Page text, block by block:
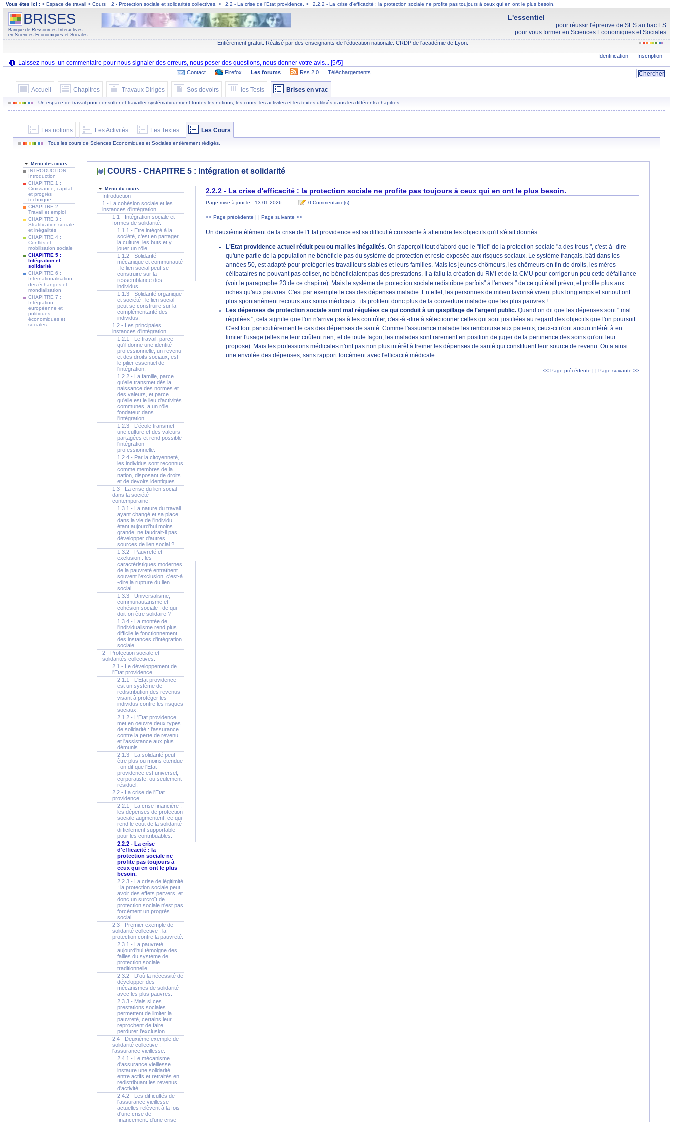
Vous êtes ici : > Espace de travail > Cours 2 - Protection sociale et solidarités collectives. > 2.2 - La crise de l'Etat providence. > 2.2.2 - La crise d'efficacité : la protection sociale ne profite pas toujours à ceux qui en ont le plus besoin.
L'essentiel
... pour réussir l'épreuve de SES au bac ES
... pour vous former en Sciences Economiques et Sociales
BRISES
Banque de Ressources Interactives
en Sciences Economiques et Sociales
Entièrement gratuit. Réalisé par des enseignants de l'éducation nationale. CRDP de l'académie de Lyon.
Identification Inscription
Contact Firefox Les forums Rss 2.0 Téléchargements
Accueil Chapitres Travaux Dirigés Sos devoirs les Tests Brises en vrac
Un espace de travail pour consulter et travailler systématiquement toutes les notions, les cours, les activites et les textes utilisés dans les différents chapitres
Les notions Les Activités Les Textes Les Cours
Tous les cours de Sciences Economiques et Sociales entièrement rédigés.
Menu des cours
INTRODUCTION :
Introduction
CHAPITRE 1 :
Croissance, capital
et progrès
technique
CHAPITRE 2 :
Travail et emploi
CHAPITRE 3 :
Stratification sociale
et inégalités
CHAPITRE 4 :
Conflits et
mobilisation sociale
CHAPITRE 5 :
Intégration et
solidarité
CHAPITRE 6 :
Internationalisation
des échanges et
mondialisation
CHAPITRE 7 :
Intégration
européenne et
politiques
économiques et
sociales
COURS - CHAPITRE 5 : Intégration et solidarité
Menu du cours
Introduction
1 - La cohésion sociale et les
instances d'intégration.
1.1 - Intégration sociale et
formes de solidarité.
1.1.1 - Etre intégré à la
société, c'est en partager
la culture, les buts et y
jouer un rôle.
1.1.2 - Solidarité
mécanique et communauté
: le lien social peut se
construire sur la
ressemblance des
individus.
1.1.3 - Solidarité organique
et société : le lien social
peut se construire sur la
complémentarité des
individus.
1.2 - Les principales
instances d'intégration.
1.2.1 - Le travail, parce
qu'il donne une identité
professionnelle, un revenu
et des droits sociaux, est
le pilier essentiel de
l'intégration.
1.2.2 - La famille, parce
qu'elle transmet dès la
naissance des normes et
des valeurs, et parce
qu'elle est le lieu d'activités
communes, a un rôle
fondateur dans
l'intégration.
1.2.3 - L'école transmet
une culture et des valeurs
partagées et rend possible
l'intégration
professionnelle.
1.2.4 - Par la citoyenneté,
les individus sont reconnus
comme membres de la
nation, disposant de droits
et de devoirs identiques.
1.3 - La crise du lien social
dans la société
contemporaine.
1.3.1 - La nature du travail
ayant changé et sa place
dans la vie de l'individu
étant aujourd'hui moins
grande, ne faudrait-il pas
développer d'autres
sources de lien social ?
1.3.2 - Pauvreté et
exclusion : les
caractéristiques modernes
de la pauvreté entraînent
souvent l'exclusion, c'est-à
-dire la rupture du lien
social.
1.3.3 - Universalisme,
communautarisme et
cohésion sociale : de qui
doit-on être solidaire ?
1.3.4 - La montée de
l'individualisme rend plus
difficile le fonctionnement
des instances d'intégration
sociale.
2 - Protection sociale et
solidarités collectives.
2.1 - Le développement de
l'Etat providence.
2.1.1 - L'Etat providence
est un système de
redistribution des revenus
visant à protéger les
individus contre les risques
sociaux.
2.1.2 - L'Etat providence
met en oeuvre deux types
de solidarité : l'assurance
contre la perte de revenu
et l'assistance aux plus
démunis.
2.1.3 - La solidarité peut
être plus ou moins étendue
: on dit que l'Etat
providence est universel,
corporatiste, ou seulement
résiduel.
2.2 - La crise de l'Etat
providence.
2.2.1 - La crise financière :
les dépenses de protection
sociale augmentent, ce qui
rend le coût de la solidarité
difficilement supportable
pour les contribuables.
2.2.2 - La crise
d'efficacité : la
protection sociale ne
profite pas toujours à
ceux qui en ont le plus
besoin.
2.2.3 - La crise de légitimité
: la protection sociale peut
avoir des effets pervers, et
donc un surcroît de
protection sociale n'est pas
forcément un progrès
social.
2.3 - Premier exemple de
solidarité collective : la
protection contre la pauvreté.
2.3.1 - La pauvreté
aujourd'hui témoigne des
failles du système de
protection sociale
traditionnelle.
2.3.2 - D'où la nécessité de
développer des
mécanismes de solidarité
avec les plus pauvres.
2.3.3 - Mais si ces
prestations sociales
permettent de limiter la
pauvreté, certains leur
reprochent de faire
perdurer l'exclusion.
2.4 - Deuxième exemple de
solidarité collective :
l'assurance vieillesse.
2.4.1 - Le mécanisme
d'assurance vieillesse
instaure une solidarité
entre actifs et retraités en
redistribuant les revenus
d'activité.
2.4.2 - Les difficultés de
l'assurance vieillesse
actuelles relèvent à la fois
d'une crise de
financement, d'une crise
2.2.2 - La crise d'efficacité : la protection sociale ne profite pas toujours à ceux qui en ont le plus besoin.
Page mise à jour le : 13-01-2026 0 Commentaire(s)
<< Page précédente | | Page suivante >>
Un deuxième élément de la crise de l'Etat providence est sa difficulté croissante à atteindre les objectifs qu'il s'était donnés.
L'Etat providence actuel réduit peu ou mal les inégalités. On s'aperçoit tout d'abord que le "filet" de la protection sociale "a des trous ", c'est-à -dire
qu'une partie de la population ne bénéficie pas du système de protection et reste exposée aux risques sociaux. Le système français, bâti dans les
années 50, est adapté pour protéger les travailleurs stables et leurs familles. Mais les jeunes chômeurs, les chômeurs en fin de droits, les mères
célibataires ne pouvant pas cotiser, ne bénéficiaient pas des prestations. Il a fallu la création du RMI et de la CMU pour corriger un peu cette défaillance
(voir le paragraphe 23 de ce chapitre). Mais le système de protection sociale redistribue parfois" à l'envers " de ce qui était prévu, et profite plus aux
riches qu'aux pauvres. C'est par exemple le cas des dépenses maladie. En effet, les personnes de milieu favorisé vivent plus longtemps et surtout ont
plus spontanément recours aux soins médicaux : ils profitent donc plus de la couverture maladie que les plus pauvres !
Les dépenses de protection sociale sont mal régulées ce qui conduit à un gaspillage de l'argent public. Quand on dit que les dépenses sont " mal
régulées ", cela signifie que l'on n'arrive pas à les contrôler, c'est-à -dire à sélectionner celles qui sont justifiées au regard des objectifs que l'on poursuit.
C'est tout particulièrement le cas des dépenses de santé. Comme l'assurance maladie les rembourse aux patients, ceux-ci n'ont aucun intérêt à en
limiter l'usage (elles ne leur coûtent rien, et de toute façon, les malades sont rarement en position de juger de la pertinence des soins qu'ont leur
propose). Mais les professions médicales n'ont pas non plus intérêt à freiner les dépenses de santé qui constituent leur source de revenu. On a ainsi
une envolée des dépenses, sans rapport forcément avec l'efficacité médicale.
<< Page précédente | | Page suivante >>